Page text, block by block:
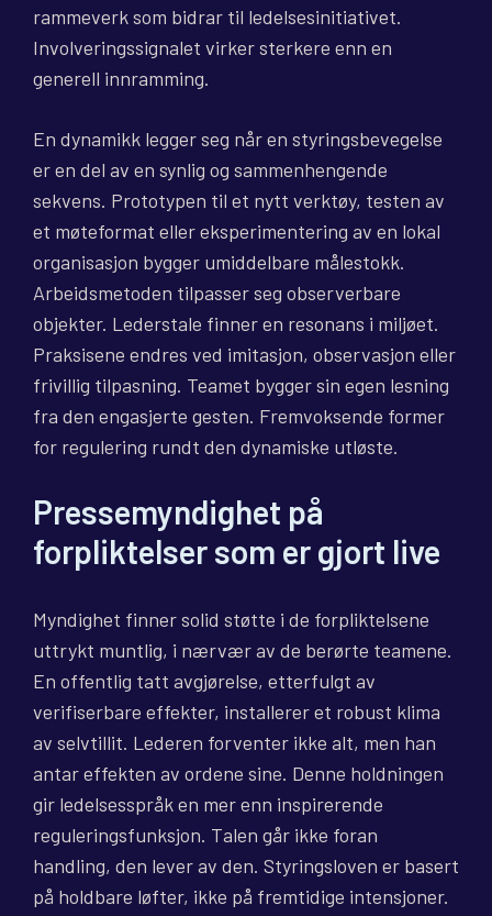
rammeverk som bidrar til ledelsesinitiativet.
Involveringssignalet virker sterkere enn en
generell innramming.
En dynamikk legger seg når en styringsbevegelse
er en del av en synlig og sammenhengende
sekvens. Prototypen til et nytt verktøy, testen av
et møteformat eller eksperimentering av en lokal
organisasjon bygger umiddelbare målestokk.
Arbeidsmetoden tilpasser seg observerbare
objekter. Lederstale finner en resonans i miljøet.
Praksisene endres ved imitasjon, observasjon eller
frivillig tilpasning. Teamet bygger sin egen lesning
fra den engasjerte gesten. Fremvoksende former
for regulering rundt den dynamiske utløste.
Pressemyndighet på
forpliktelser som er gjort live
Myndighet finner solid støtte i de forpliktelsene
uttrykt muntlig, i nærvær av de berørte teamene.
En offentlig tatt avgjørelse, etterfulgt av
verifiserbare effekter, installerer et robust klima
av selvtillit. Lederen forventer ikke alt, men han
antar effekten av ordene sine. Denne holdningen
gir ledelsesspråk en mer enn inspirerende
reguleringsfunksjon. Talen går ikke foran
handling, den lever av den. Styringsloven er basert
på holdbare løfter, ikke på fremtidige intensjoner.